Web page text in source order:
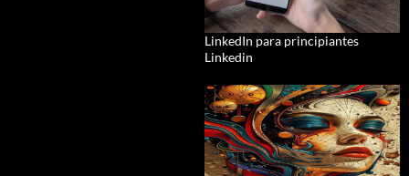
LinkedIn para principiantes
Linkedin